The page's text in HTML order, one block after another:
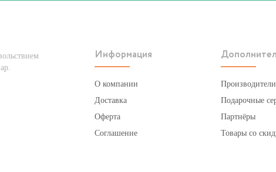
Информация
О компании
Доставка
Оферта
Соглашение
Производители
Подарочные
Партнёры
Товары со